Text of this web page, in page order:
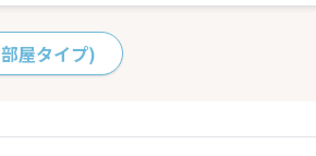
屋タイプ)